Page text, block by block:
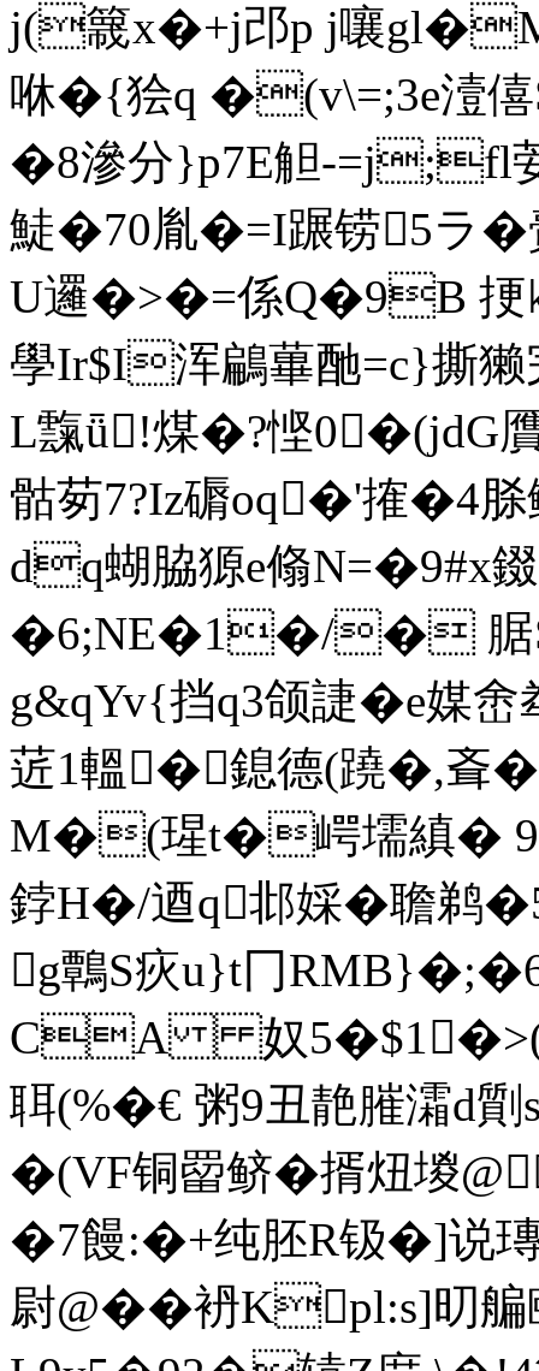
j(簚x�+j邔p j嚷
咻�{狯q �(v\=;3e潱
�8滲分}p7E觛-=j;fl
鯐�70胤�=I蹍铹5ラ
U邏�>�=係Q�9B 挭
學Ir$I浑鶣蓽酏=c}撕
L霼ǖ!煤�?悭0�(jdG
骷茐7?Iz磭oq�'搉�4脎
dq蝴脇獂e翛N=�9#x錣
�6;NE�1�/� 腒S
g&qYv{挡q3颌誱�e媒
菦1轀�鎴 德(蹺�,斊
M�(瑆t�崿壖縝 � 9
鋍H�/逎q邶婇�聸鹈
g鷣S疢u}t冂
CA 奴5�$1�>(办
聑(%�€ 粥9丑靘膗灀d
�(VF铜罶鲚�揟炄 堫
� 7饅:�+纯胚R钑�]说
尉@��袇Kpl:s]旫